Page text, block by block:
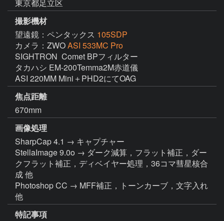
東京都足立区
撮影機材
望遠鏡：ペンタックス 105SDP
カメラ：ZWOASI 533MC Pro
SIGHTRON  Comet BPフィルター
タカハシ EM-200Temma2M赤道儀
ASI 220MM Mini＋PHD2にてOAG
焦点距離
670mm
画像処理
SharpCap 4.1 → キャプチャー
StellaImage 9.0o → ダーク減算，フラット補正，ダー
クフラット補正，ディベイヤー処理，36コマ彗星核合
成 他
Photoshop CC → MFF補正，トーンカーブ，文字入れ
他
特記事項